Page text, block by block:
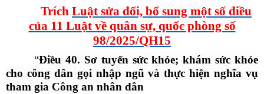
Trích Luật sửa đổi, bổ sung một số điều
của 11 Luật về quân sự, quốc phòng số
98/2025/QH15
“Điều 40. Sơ tuyển sức khỏe; khám sức khỏe
cho công dân gọi nhập ngũ và thực hiện nghĩa vụ
tham gia Công an nhân dân